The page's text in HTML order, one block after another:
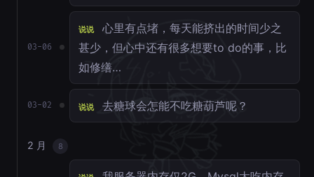
03-06
说说
心里有点堵，每天能挤出的时间少之
甚少，但心中还有很多想要to do的事，比
如修缮…
03-02 说说 去糖球会怎能不吃糖葫芦呢？
2 月 8